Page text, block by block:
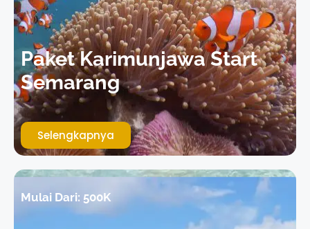
Paket Karimunjawa Start
Semarang
Selengkapnya
Mulai Dari: 500K